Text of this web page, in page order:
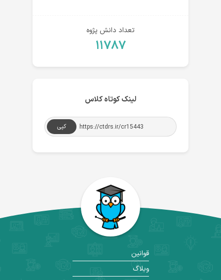
تعداد دانش پژوه
۱۱۷۸۷
لینک کوتاه کلاس
کپی
قوانین
وبلاگ